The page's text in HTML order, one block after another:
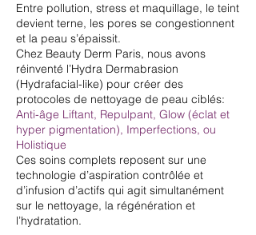
Entre pollution, stress et maquillage, le teint
devient terne, les pores se congestionnent
et la peau s’épaissit.
Chez Beauty Derm Paris, nous avons
réinventé l’Hydra Dermabrasion
(Hydrafacial-like) pour créer des
protocoles de nettoyage de peau ciblés:
Anti-âge Liftant, Repulpant, Glow (éclat et
hyper pigmentation), Imperfections, ou
Holistique
Ces soins complets reposent sur une
technologie d’aspiration contrôlée et
d’infusion d’actifs qui agit simultanément
sur le nettoyage, la régénération et
l’hydratation.